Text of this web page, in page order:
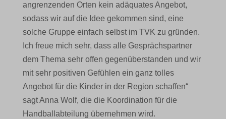
angrenzenden Orten kein adäquates Angebot,
sodass wir auf die Idee gekommen sind, eine
solche Gruppe einfach selbst im TVK zu gründen.
Ich freue mich sehr, dass alle Gesprächspartner
dem Thema sehr offen gegenüberstanden und wir
mit sehr positiven Gefühlen ein ganz tolles
Angebot für die Kinder in der Region schaffen“
sagt Anna Wolf, die die Koordination für die
Handballabteilung übernehmen wird.